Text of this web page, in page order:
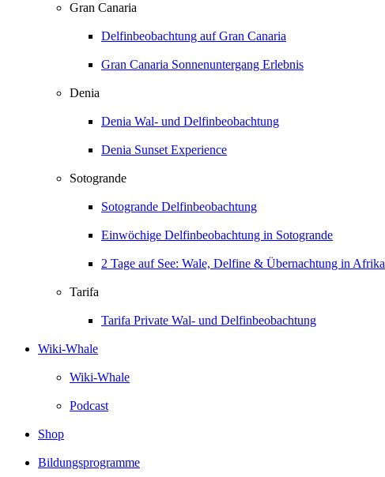
Gran Canaria
Delfinbeobachtung auf Gran Canaria
Gran Canaria Sonnenuntergang Erlebnis
Denia
Denia Wal- und Delfinbeobachtung
Denia Sunset Experience
Sotogrande
Sotogrande Delfinbeobachtung
Einwöchige Delfinbeobachtung in Sotogrande
2 Tage auf See: Wale, Delfine & Übernachtung in Afrika
Tarifa
Tarifa Private Wal- und Delfinbeobachtung
Wiki-Whale
Wiki-Whale
Podcast
Shop
Bildungsprogramme